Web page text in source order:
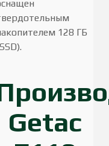
128 ГБ
Getac